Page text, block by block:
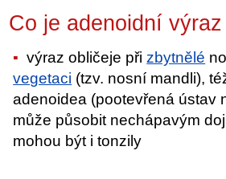
Co je adenoidní
výraz obličeje přizbytnělé
vegetaci (tzv. nosní mandli),
adenoidea (pootevřená ústav
může působit nechápavým
mohou být i tonzily